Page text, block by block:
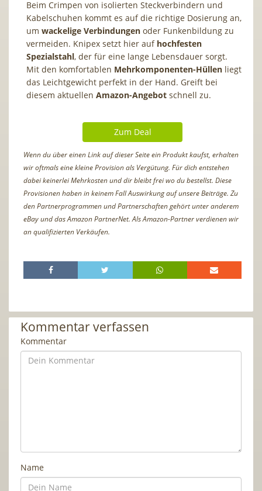
Beim Crimpen von isolierten Steckverbindern und
Kabelschuhen kommt es auf die richtige Dosierung an,
um wackelige Verbindungen oder Funkenbildung zu
vermeiden. Knipex setzt hier auf hochfesten
Spezialstahl, der für eine lange Lebensdauer sorgt.
Mit den komfortablen Mehrkomponenten-Hüllen liegt
das Leichtgewicht perfekt in der Hand. Greift bei
diesem aktuellen Amazon-Angebot schnell zu.
Zum Deal
Wenn du über einen Link auf dieser Seite ein Produkt kaufst, erhalten
wir oftmals eine kleine Provision als Vergütung. Für dich entstehen
dabei keinerlei Mehrkosten und dir bleibt frei wo du bestellst. Diese
Provisionen haben in keinem Fall Auswirkung auf unsere Beiträge. Zu
den Partnerprogrammen und Partnerschaften gehört unter anderem
eBay und das Amazon PartnerNet. Als Amazon-Partner verdienen wir
an qualifizierten Verkäufen.
Kommentar verfassen
Kommentar
Name